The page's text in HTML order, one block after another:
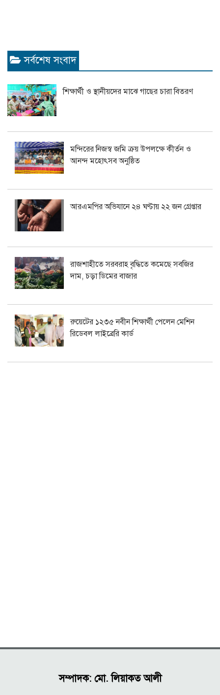
সর্বশেষ সংবাদ
শিক্ষার্থী ও স্থানীয়দের মাঝে গাছের চারা বিতরণ
মন্দিরের নিজস্ব জমি ক্রয় উপলক্ষে কীর্তন ও
আনন্দ মহোৎসব অনুষ্ঠিত
আরএমপির অভিযানে ২৪ ঘণ্টায় ২২ জন গ্রেপ্তার
রাজশাহীতে সরবরাহ বৃদ্ধিতে কমেছে সবজির
দাম, চড়া ডিমের বাজার
রুয়েটের ১২৩৫ নবীন শিক্ষার্থী পেলেন মেশিন
রিডেবল লাইব্রেরি কার্ড
সম্পাদক: মো. লিয়াকত আলী